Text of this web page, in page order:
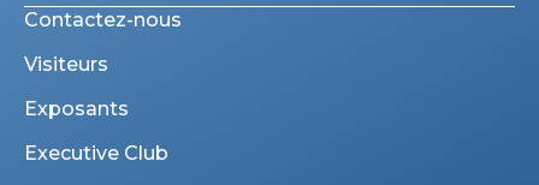
Contactez-nous
Visiteurs
Exposants
Executive Club